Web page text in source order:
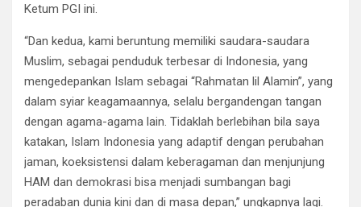
Ketum PGI ini.
“Dan kedua, kami beruntung memiliki saudara-saudara
Muslim, sebagai penduduk terbesar di Indonesia, yang
mengedepankan Islam sebagai “Rahmatan lil Alamin”, yang
dalam syiar keagamaannya, selalu bergandengan tangan
dengan agama-agama lain. Tidaklah berlebihan bila saya
katakan, Islam Indonesia yang adaptif dengan perubahan
jaman, koeksistensi dalam keberagaman dan menjunjung
HAM dan demokrasi bisa menjadi sumbangan bagi
peradaban dunia kini dan di masa depan,” ungkapnya lagi.